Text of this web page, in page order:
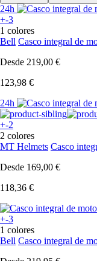
24h
+-3
1 colores
Bell Casco integral de
Desde 219,00 €
123,98 €
24h
+-2
2 colores
MT Helmets Casco
Desde 169,00 €
118,36 €
+-3
1 colores
Bell Casco integral de